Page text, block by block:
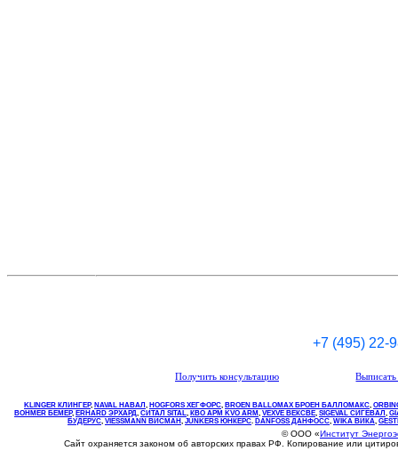
+7 (495) 22-
Получить консультацию
KLINGER КЛИНГЕР, NAVAL НАВАЛ , НOGFORS ХЕГФОРС, BROEN BALLOMAX БРОЕН БАЛЛОМАКС,
BOHMER БЕМЕР, ERHARD ЭРХАРД, СИТАЛ SITAL, КВО АРМ KVO ARM, VEXVE ВЕКСВЕ, SIGEVAL СИГЕВАЛ ,
БУДЕРУС, VIESSMANN ВИСМАН , JUNKERS ЮНКЕРС. DANFOSS ДАНФОСС, WIKA ВИКА,
© ООО «Институт
Сайт охраняется законом об авторских правах РФ. Копирование или